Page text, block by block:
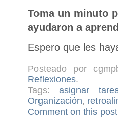
Toma un minuto
ayudaron a
Espero que les
Posteado por
Reflexiones.
Tags: asignar
Organización,
Comment on this post